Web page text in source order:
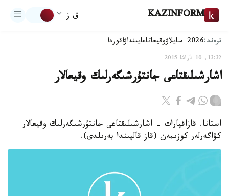
KAZINFORM ق ز
ترەند:2026-سايلاۋ وقيعاتاعايىنداۋاقوردا
13:32, 10 قاراشا 2015
اشارشىلىقتاعى جانتۇرشىگەرلىك وقيعالار
استانا. قازاقپارات - اشارشىلىقتاعى جانتۇرشىگەرلىك وقيعالار
كۋاگەرلەر كوزىمەن (قاز قالپىندا بەرىلدى).